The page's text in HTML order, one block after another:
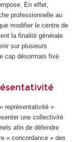
En effet,
professionnelle au
modifier le centre de
la finalité générale
sur plusieurs
cap désormais fixé
représentativité »
une collectivité
afin de défendre
« concordance » des